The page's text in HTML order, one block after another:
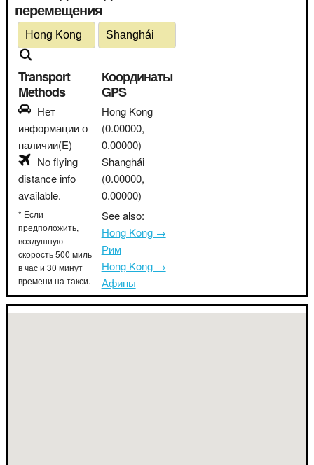
перемещения
Transport
Methods
Нет
информации о
наличии(E)
No flying
distance info
available.
* Если
предположить,
воздушную
скорость 500 миль
в час и 30 минут
времени на такси.
Координаты
GPS
Hong Kong
(0.00000,
0.00000)
Shanghái
(0.00000,
0.00000)
See also:
Hong Kong →
Рим
Hong Kong →
Афины